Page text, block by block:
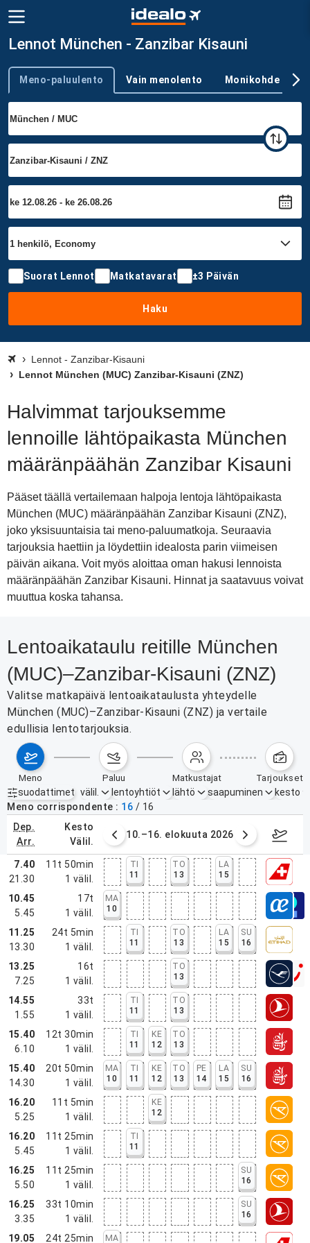
Lennot München - Zanzibar Kisauni
Trip type
Meno-paluulento Vain menolento Monikohde
Suorat Lennot Matkatavarat ±3 Päivän
Haku
Lennot - Zanzibar-Kisauni
Lennot München (MUC) Zanzibar-Kisauni (ZNZ)
Halvimmat tarjouksemme
lennoille lähtöpaikasta München
määränpäähän Zanzibar Kisauni
Pääset täällä vertailemaan halpoja lentoja lähtöpaikasta
München (MUC) määränpäähän Zanzibar Kisauni (ZNZ),
joko yksisuuntaisia tai meno-paluumatkoja. Seuraavia
tarjouksia haettiin ja löydettiin idealosta parin viimeisen
päivän aikana. Voit myös aloittaa oman hakusi lennoista
määränpäähän Zanzibar Kisauni. Hinnat ja saatavuus voivat
muuttua koska tahansa.
Lentoaikataulu reitille München
(MUC)–Zanzibar-Kisauni (ZNZ)
Valitse matkapäivä lentoaikataulusta yhteydelle
München (MUC)–Zanzibar-Kisauni (ZNZ) ja vertaile
edullisia lentotarjouksia.
meno paluu matkustajat tarjoukset
suodattimet
Aktiiviset suodattimet ei mitään
välil. lentoyhtiöt lähtö saapuminen
kesto
Meno corrispondente
16 / 16
dep.
arr.
kesto
välil.
elokuuta 2026 10.–16. elokuuta 2026
7.40
21.30
11t 50min
1 välil.
TI
11
TO
13
LA
15
10.45
5.45
17t
1 välil.
MA
10
11.25
13.30
24t 5min
1 välil.
TI
11
TO
13
LA
15
SU
16
13.25
7.25
16t
1 välil.
TO
13
14.55
1.55
33t
1 välil.
TI
11
TO
13
15.40
6.10
12t 30min
1 välil.
TI
11
KE
12
TO
13
15.40
14.30
20t 50min
1 välil.
MA
10
TI
11
KE
12
TO
13
PE
14
LA
15
SU
16
16.20
5.25
11t 5min
1 välil.
KE
12
16.20
5.45
11t 25min
1 välil.
TI
11
16.25
5.50
11t 25min
1 välil.
SU
16
16.25
3.35
33t 10min
1 välil.
SU
16
19.05 24t 25min MA